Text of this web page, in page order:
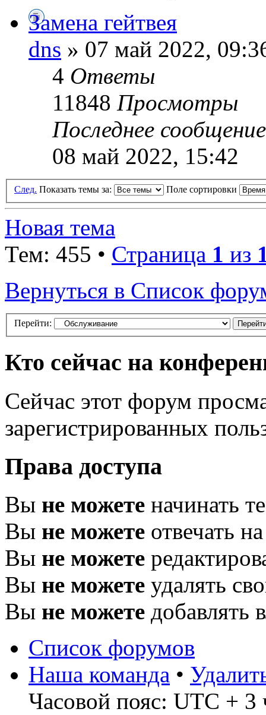
Замена гейтвея
dns » 07 май 2022,
4 Ответы
11848 Просмотры
Последнее
08 май 2022, 15:42
След. Показать темы за: Поле сортировки
Новая тема
Тем: 455 • Страница 1 из
Вернуться в Список
Перейти:
Кто сейчас на
Сейчас этот форум
зарегистрированных
Права доступа
Вы не можете начинать
Вы не можете отвечать
Вы не можете
Вы не можете удалять
Вы не можете добавлять
Список форумов
Наша команда •
Часовой пояс: UTC + 3